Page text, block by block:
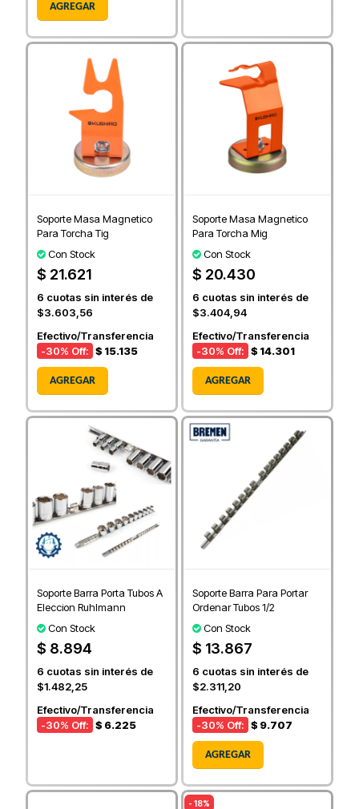
AGREGAR
Soporte Masa Magnetico
Para Torcha Tig
Con Stock
$ 21.621
6 cuotas sin interés de
$3.603,56
Efectivo/Transferencia
-30% Off: $ 15.135
AGREGAR
Soporte Masa Magnetico
Para Torcha Mig
Con Stock
$ 20.430
6 cuotas sin interés de
$3.404,94
Efectivo/Transferencia
-30% Off: $ 14.301
AGREGAR
Soporte Barra Porta Tubos A
Eleccion Ruhlmann
Con Stock
$ 8.894
6 cuotas sin interés de
$1.482,25
Efectivo/Transferencia
-30% Off: $ 6.225
Soporte Barra Para Portar
Ordenar Tubos 1/2
Con Stock
$ 13.867
6 cuotas sin interés de
$2.311,20
Efectivo/Transferencia
-30% Off: $ 9.707
AGREGAR
- 18%